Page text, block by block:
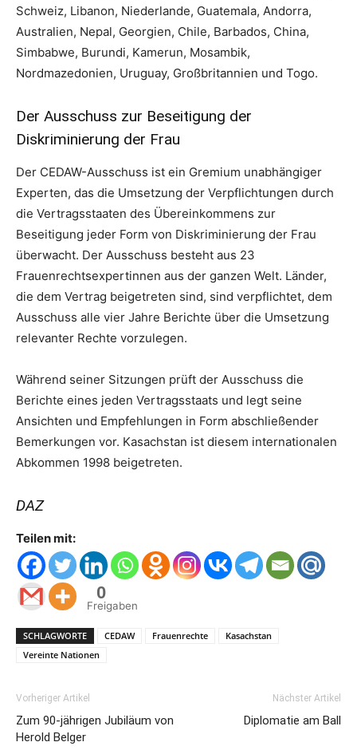
Schweiz, Libanon, Niederlande, Guatemala, Andorra,
Australien, Nepal, Georgien, Chile, Barbados, China,
Simbabwe, Burundi, Kamerun, Mosambik,
Nordmazedonien, Uruguay, Großbritannien und Togo.
Der Ausschuss zur Beseitigung der
Diskriminierung der Frau
Der CEDAW-Ausschuss ist ein Gremium unabhängiger
Experten, das die Umsetzung der Verpflichtungen durch
die Vertragsstaaten des Übereinkommens zur
Beseitigung jeder Form von Diskriminierung der Frau
überwacht. Der Ausschuss besteht aus 23
Frauenrechtsexpertinnen aus der ganzen Welt. Länder,
die dem Vertrag beigetreten sind, sind verpflichtet, dem
Ausschuss alle vier Jahre Berichte über die Umsetzung
relevanter Rechte vorzulegen.
Während seiner Sitzungen prüft der Ausschuss die
Berichte eines jeden Vertragsstaats und legt seine
Ansichten und Empfehlungen in Form abschließender
Bemerkungen vor. Kasachstan ist diesem internationalen
Abkommen 1998 beigetreten.
DAZ
Teilen mit:
0
Freigaben
SCHLAGWORTE CEDAW Frauenrechte
Kasachstan
Vereinte Nationen
Vorheriger Artikel
Zum 90-jährigen Jubiläum von
Herold Belger
Nächster Artikel
Diplomatie am Ball